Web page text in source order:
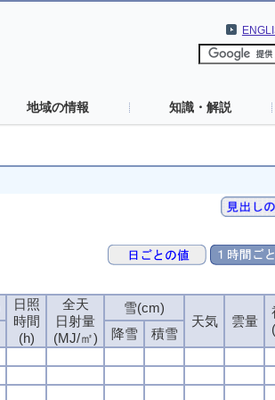
地域の情報 知識・解説
日照
時間
(h)
全天
日射量
(MJ/㎡)
雪(cm)
天気
雲量
降雪
積雪